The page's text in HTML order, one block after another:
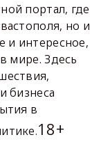
портал, где
но и
и интересное,
мире. Здесь
бизнеса
в
18+